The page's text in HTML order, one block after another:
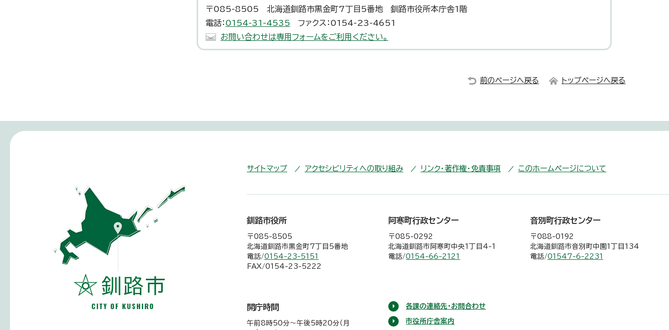
〒085-8505 北海道釧路市黒金町7丁目5番地 釧路市役所本庁舎1階
電話： 0154-31-4535 ファクス：0154-23-4651
お問い合わせは専用フォームをご利用ください。
前のページへ戻る トップページへ戻る
サイトマップ アクセシビリティへの取り組み リンク・著作権・免責事項 このホームページについて
釧路市役所
〒085-8505
北海道釧路市黒金町7丁目5番地
電話/0154-23-5151
FAX/0154-23-5222
阿寒町行政センター
〒085-0292
北海道釧路市阿寒町中央1丁目4-1
電話/0154-66-2121
音別町行政センター
〒088-0192
北海道釧路市音別町中園1丁目134
電話/01547-6-2231
開庁時間
午前8時50分～午後5時20分（月
各課の連絡先・お問合わせ
市役所庁舎案内